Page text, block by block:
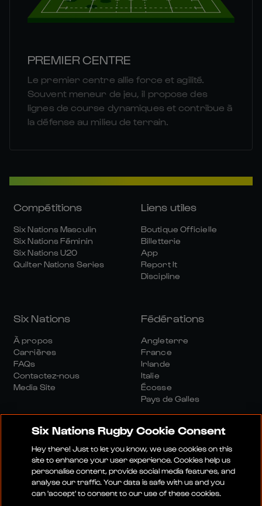
PREMIER CENTRE
Le premier centre allie force et agilité.
Souvent meneur de jeu, il propose des
lignes de course dynamiques et contribue à
la défense au milieu de terrain.
Compétitions
Six Nations Masculin
Six Nations Féminin
Six Nations U20
Quilter Nations Series
Liens utiles
Boutique Officielle
Billetterie
App
Report It
Discipline
Six Nations
À propos
Carrières
FAQs
Contactez-nous
Media Site
Fédérations
Angleterre
France
Irlande
Italie
Écosse
Pays de Galles
Site Média Conditions Générales
Politique De ConfidentialitéPolitique De Cookies
Politique Sociale Et Numérique
Six Nations Rugby Cookie Consent
Hey there! Just to let you know, we use cookies on this
site to enhance your user experience. Cookies help us
personalise content, provide social media features, and
analyse our traffic. Your data is safe with us and you
can 'accept' to consent to our use of these cookies.